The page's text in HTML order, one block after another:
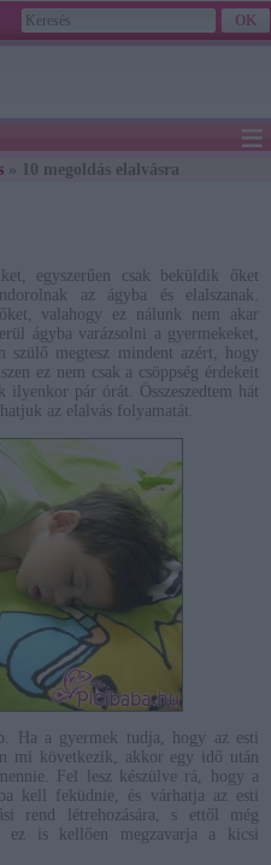
≡
» 10 megoldás elalvásra
06., Thursday - Berta, Bettina napja
egyszerűen csak beküldik őket
az ágyba és elalszanak.
valahogy ez nálunk nem akar
ágyba varázsolni a gyermekeket,
szülő megtesz mindent azért, hogy
ez nem csak a csöppség érdekeit
pár órát. Összeszedtem hát
az elalvás folyamatát.
Ha a gyermek tudja, hogy az esti
mi következik, akkor egy idő után
Fel lesz készülve rá, hogy a
kell feküdnie, és várhatja az esti
rend létrehozására, s ettől még
ez is kellően megzavarja a kicsi